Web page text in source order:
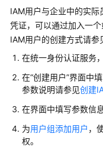
等
级
议
（SLA）
白
书
资
源
IAM用户与企业中的实
凭证，可以通过加入一
IAM用户的创建方式请参
在统一身份认证服务
在“创建用户”界面中
参数说明请参见创建
在界面中填写参数信
为用户组添加用户 ，
权。